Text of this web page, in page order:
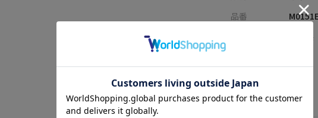
品番
中国製
サイズ詳細